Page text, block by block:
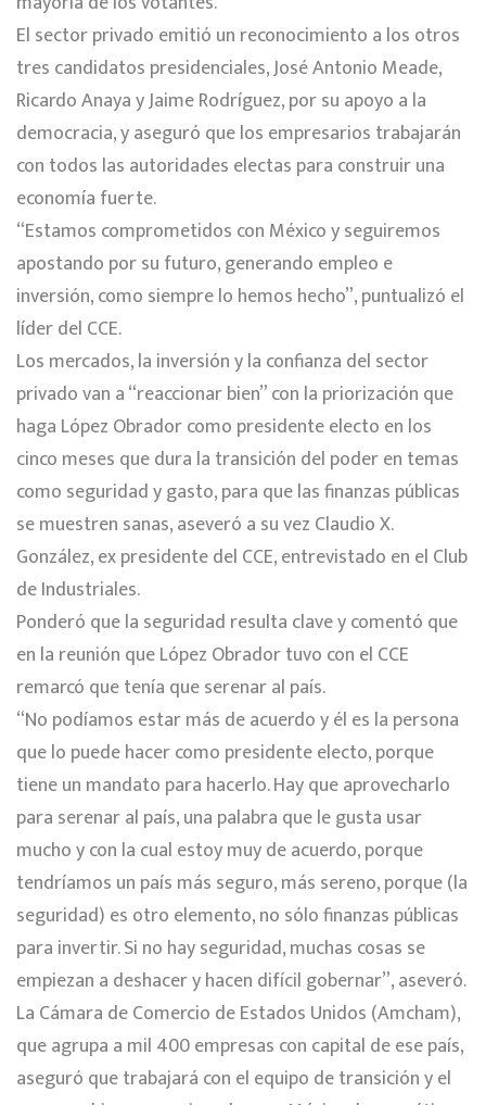
El sector privado emitió un reconocimiento a los otros
tres candidatos presidenciales, José Antonio Meade,
Ricardo Anaya y Jaime Rodríguez, por su apoyo a la
democracia, y aseguró que los empresarios trabajarán
con todos las autoridades electas para construir una
economía fuerte.
“Estamos comprometidos con México y seguiremos
apostando por su futuro, generando empleo e
inversión, como siempre lo hemos hecho”, puntualizó el
líder del CCE.
Los mercados, la inversión y la confianza del sector
privado van a “reaccionar bien” con la priorización que
haga López Obrador como presidente electo en los
cinco meses que dura la transición del poder en temas
como seguridad y gasto, para que las finanzas públicas
se muestren sanas, aseveró a su vez Claudio X.
González, ex presidente del CCE, entrevistado en el Club
de Industriales.
Ponderó que la seguridad resulta clave y comentó que
en la reunión que López Obrador tuvo con el CCE
remarcó que tenía que serenar al país.
“No podíamos estar más de acuerdo y él es la persona
que lo puede hacer como presidente electo, porque
tiene un mandato para hacerlo. Hay que aprovecharlo
para serenar al país, una palabra que le gusta usar
mucho y con la cual estoy muy de acuerdo, porque
tendríamos un país más seguro, más sereno, porque (la
seguridad) es otro elemento, no sólo finanzas públicas
para invertir. Si no hay seguridad, muchas cosas se
empiezan a deshacer y hacen difícil gobernar”, aseveró.
La Cámara de Comercio de Estados Unidos (Amcham),
que agrupa a mil 400 empresas con capital de ese país,
aseguró que trabajará con el equipo de transición y el